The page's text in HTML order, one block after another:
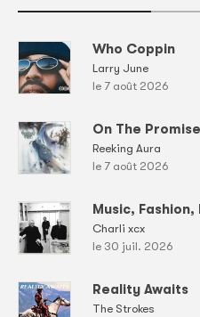
Who Coppin
Larry June
le 7 août 2026
On The
Reeking Aura
le 7 août 2026
Music, Fashion,
Charli xcx
le 30 juil. 2026
Reality Awaits
The Strokes